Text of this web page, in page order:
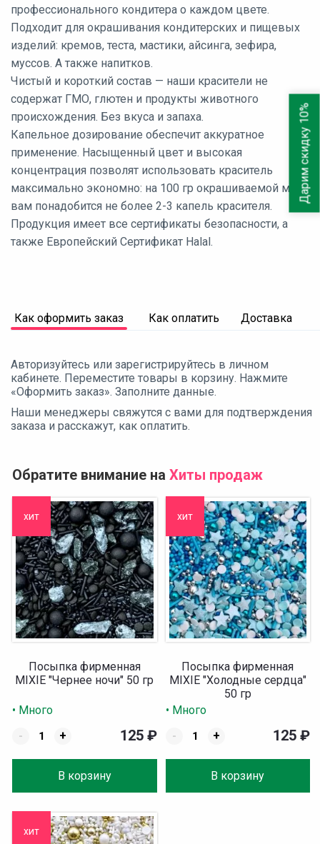
профессионального кондитера о каждом цвете.
Подходит для окрашивания кондитерских и пищевых
изделий: кремов, теста, мастики, айсинга, зефира,
муссов. А также напитков.
Чистый и короткий состав — наши красители не
содержат ГМО, глютен и продукты животного
происхождения. Без вкуса и запаха.
Капельное дозирование обеспечит аккуратное
применение. Насыщенный цвет и высокая
концентрация позволят использовать краситель
максимально экономно: на 100 гр окрашиваемой массы
вам понадобится не более 2-3 капель красителя.
Продукция имеет все сертификаты безопасности, а
также Европейский Сертификат Halal.
Как оформить заказ Как оплатить Доставка
Авторизуйтесь или зарегистрируйтесь в личном
кабинете. Переместите товары в корзину. Нажмите
«Оформить заказ». Заполните данные.
Наши менеджеры свяжутся с вами для подтверждения
заказа и расскажут, как оплатить.
Обратите внимание на Хиты продаж
хит
Посыпка фирменная
MIXIE "Чернее ночи" 50 гр
• Много
-
+
В корзину
125 ₽
хит
Посыпка фирменная
MIXIE "Холодные сердца"
50 гр
• Много
-
+
В корзину
125 ₽
хит
Дарим скидку 10%